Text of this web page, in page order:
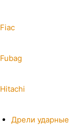
Fiac
Fubag
Hitachi
Дрели ударные